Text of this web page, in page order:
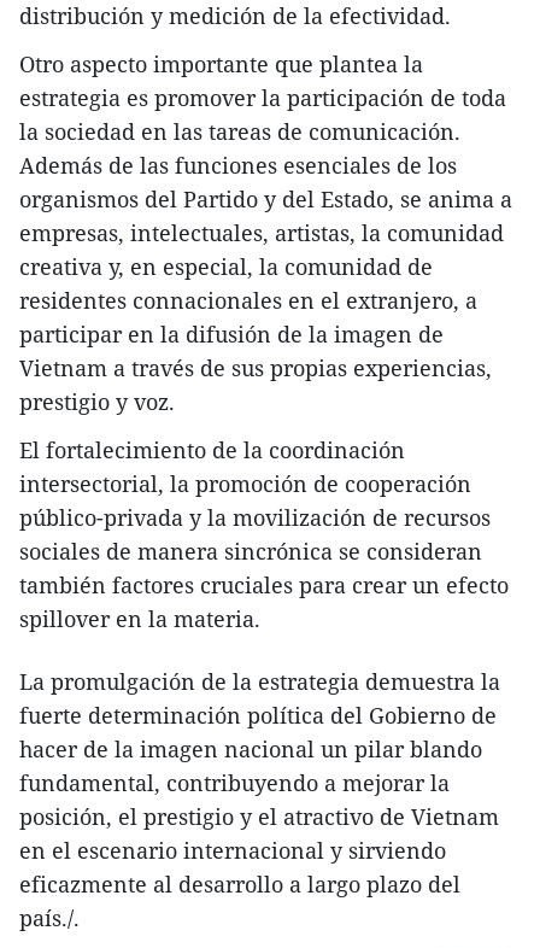
distribución y medición de la efectividad.
Otro aspecto importante que plantea la
estrategia es promover la participación de toda
la sociedad en las tareas de comunicación.
Además de las funciones esenciales de los
organismos del Partido y del Estado, se anima a
empresas, intelectuales, artistas, la comunidad
creativa y, en especial, la comunidad de
residentes connacionales en el extranjero, a
participar en la difusión de la imagen de
Vietnam a través de sus propias experiencias,
prestigio y voz.
El fortalecimiento de la coordinación
intersectorial, la promoción de cooperación
público-privada y la movilización de recursos
sociales de manera sincrónica se consideran
también factores cruciales para crear un efecto
spillover en la materia.
La promulgación de la estrategia demuestra la
fuerte determinación política del Gobierno de
hacer de la imagen nacional un pilar blando
fundamental, contribuyendo a mejorar la
posición, el prestigio y el atractivo de Vietnam
en el escenario internacional y sirviendo
eficazmente al desarrollo a largo plazo del
país./.